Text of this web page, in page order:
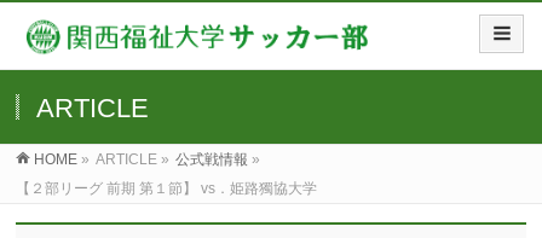
ARTICLE
HOME » ARTICLE » 公式戦情報 »
【２部リーグ 前期 第１節】 vs．姫路獨協大学